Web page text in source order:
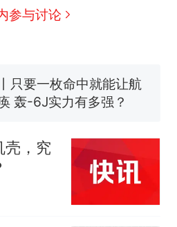
参与讨论
戒备 "白海豚"已创我国
带来严重影响
至一家老小6分钟抢收完
稻谷
废，公平么？
壳，究